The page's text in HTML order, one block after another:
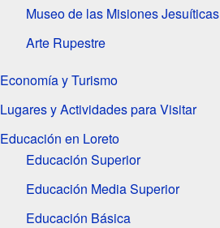
Museo de las Misiones Jesuíticas
Arte Rupestre
Economía y Turismo
Lugares y Actividades para Visitar
Educación en Loreto
Educación Superior
Educación Media Superior
Educación Básica